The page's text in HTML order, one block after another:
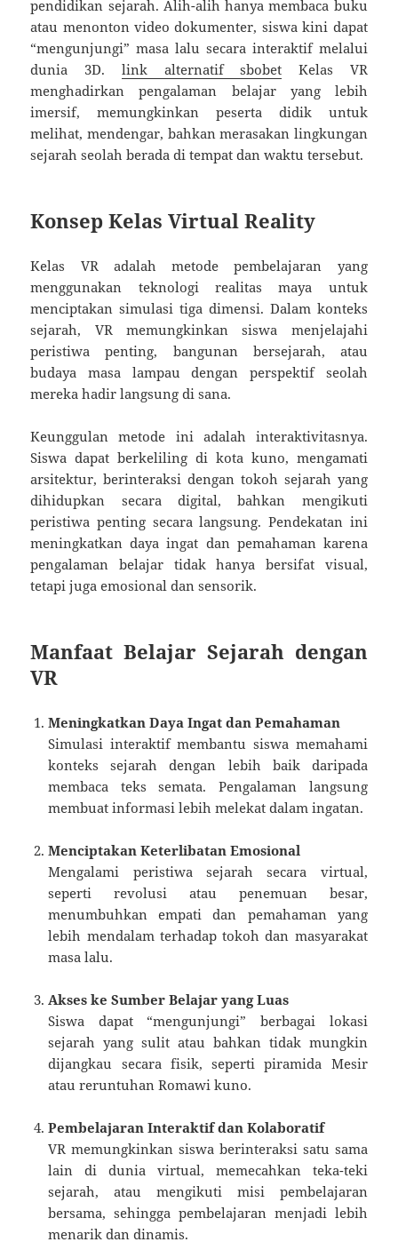
pendidikan sejarah. Alih-alih hanya membaca buku
atau menonton video dokumenter, siswa kini dapat
“mengunjungi” masa lalu secara interaktif melalui
dunia 3D. link alternatif sbobet Kelas VR
menghadirkan pengalaman belajar yang lebih
imersif, memungkinkan peserta didik untuk
melihat, mendengar, bahkan merasakan lingkungan
sejarah seolah berada di tempat dan waktu tersebut.
Konsep Kelas Virtual Reality
Kelas VR adalah metode pembelajaran yang
menggunakan teknologi realitas maya untuk
menciptakan simulasi tiga dimensi. Dalam konteks
sejarah, VR memungkinkan siswa menjelajahi
peristiwa penting, bangunan bersejarah, atau
budaya masa lampau dengan perspektif seolah
mereka hadir langsung di sana.
Keunggulan metode ini adalah interaktivitasnya.
Siswa dapat berkeliling di kota kuno, mengamati
arsitektur, berinteraksi dengan tokoh sejarah yang
dihidupkan secara digital, bahkan mengikuti
peristiwa penting secara langsung. Pendekatan ini
meningkatkan daya ingat dan pemahaman karena
pengalaman belajar tidak hanya bersifat visual,
tetapi juga emosional dan sensorik.
Manfaat Belajar Sejarah dengan
VR
Meningkatkan Daya Ingat dan Pemahaman
Simulasi interaktif membantu siswa memahami
konteks sejarah dengan lebih baik daripada
membaca teks semata. Pengalaman langsung
membuat informasi lebih melekat dalam ingatan.
Menciptakan Keterlibatan Emosional
Mengalami peristiwa sejarah secara virtual,
seperti revolusi atau penemuan besar,
menumbuhkan empati dan pemahaman yang
lebih mendalam terhadap tokoh dan masyarakat
masa lalu.
Akses ke Sumber Belajar yang Luas
Siswa dapat “mengunjungi” berbagai lokasi
sejarah yang sulit atau bahkan tidak mungkin
dijangkau secara fisik, seperti piramida Mesir
atau reruntuhan Romawi kuno.
Pembelajaran Interaktif dan Kolaboratif
VR memungkinkan siswa berinteraksi satu sama
lain di dunia virtual, memecahkan teka-teki
sejarah, atau mengikuti misi pembelajaran
bersama, sehingga pembelajaran menjadi lebih
menarik dan dinamis.